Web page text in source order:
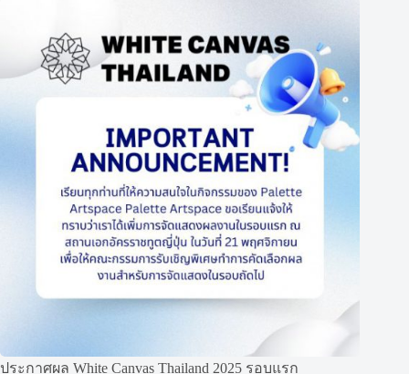
ประกาศผล White Canvas Thailand 2025 รอบแรก